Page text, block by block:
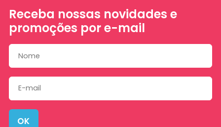
Receba nossas novidades e
promoções por e-mail
OK